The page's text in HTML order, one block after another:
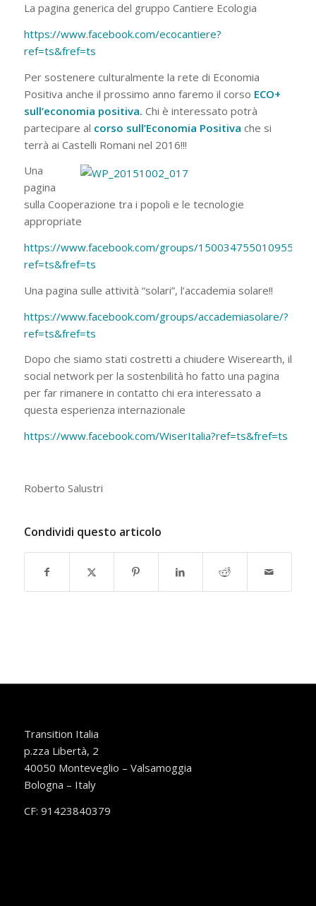
La pagina generica del gruppo Cantiere Ecologia
https://www.facebook.com/ecocantiere?
ref=ts&fref=ts
Per sostenere culturalmente la rete di Economia
Positiva anche il prossimo anno faremo il corso ECO+
sull’economia positiva. Chi è interessato potrà
partecipare al corso sull’Economia Positiva che si
terrà ai Castelli Romani nel 2016!!!
Una
pagina
sulla Cooperazione tra i popoli e le tecnologie
appropriate
https://www.facebook.com/groups/150034755010955/?
ref=ts&fref=ts
Una pagina sulle attività “solari”, l’accademia solare!!
https://www.facebook.com/groups/accademiasolare/?
ref=ts&fref=ts
Dopo che siamo stati costretti a chiudere Wiserearth, il
social network per la sostenbilità ho fatto una pagina
per far rimanere in contatto chi era interessato a
questa esperienza internazionale
https://www.facebook.com/WiserItalia?ref=ts&fref=ts
Roberto Salustri
Condividi questo articolo
Transition Italia
p.zza Libertà, 2
40050 Monteveglio – Valsamoggia
Bologna – Italy
CF: 91423840379